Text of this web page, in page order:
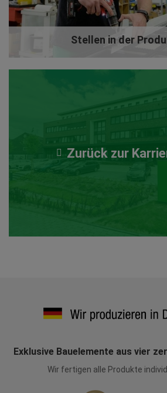
Stellen in der
Zurück zur
Exklusive Bauelemente aus vier
Wir fertigen alle Produkte